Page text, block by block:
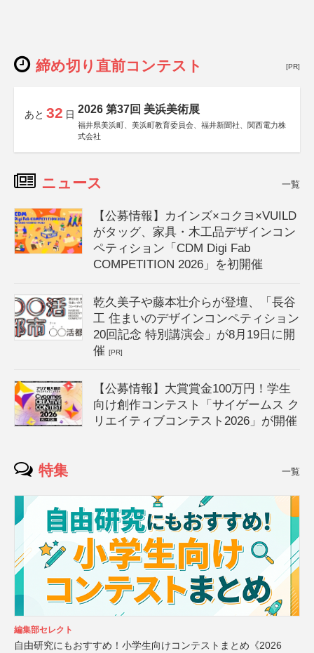
締め切り直前コンテスト [PR]
あと 32 日 2026 第37回 美浜美術展
福井県美浜町、美浜町教育委員会、福井新聞社、関西電力株
式会社
ニュース 一覧
【公募情報】カインズ×コクヨ×VUILD
がタッグ、家具・木工品デザインコン
ペティション「CDM Digi Fab
COMPETITION 2026」を初開催
乾久美子や藤本壮介らが登壇、「長谷
工 住まいのデザインコンペティション
20回記念 特別講演会」が8月19日に開
催[PR]
【公募情報】大賞賞金100万円！学生
向け創作コンテスト「サイゲームス ク
リエイティブコンテスト2026」が開催
特集 一覧
編集部セレクト
自由研究にもおすすめ！小学生向けコンテストまとめ《2026